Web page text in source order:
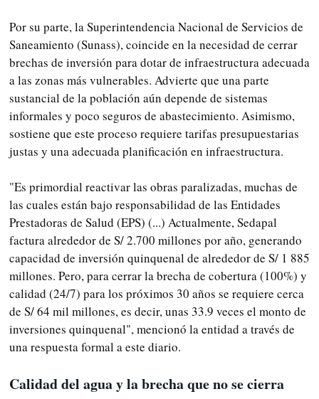
Por su parte, la Superintendencia Nacional de Servicios de
Saneamiento (Sunass), coincide en la necesidad de cerrar
brechas de inversión para dotar de infraestructura adecuada
a las zonas más vulnerables. Advierte que una parte
sustancial de la población aún depende de sistemas
informales y poco seguros de abastecimiento. Asimismo,
sostiene que este proceso requiere tarifas presupuestarias
justas y una adecuada planificación en infraestructura.
"Es primordial reactivar las obras paralizadas, muchas de
las cuales están bajo responsabilidad de las Entidades
Prestadoras de Salud (EPS) (...) Actualmente, Sedapal
factura alrededor de S/ 2.700 millones por año, generando
capacidad de inversión quinquenal de alrededor de S/ 1 885
millones. Pero, para cerrar la brecha de cobertura (100%) y
calidad (24/7) para los próximos 30 años se requiere cerca
de S/ 64 mil millones, es decir, unas 33.9 veces el monto de
inversiones quinquenal", mencionó la entidad a través de
una respuesta formal a este diario.
Calidad del agua y la brecha que no se cierra